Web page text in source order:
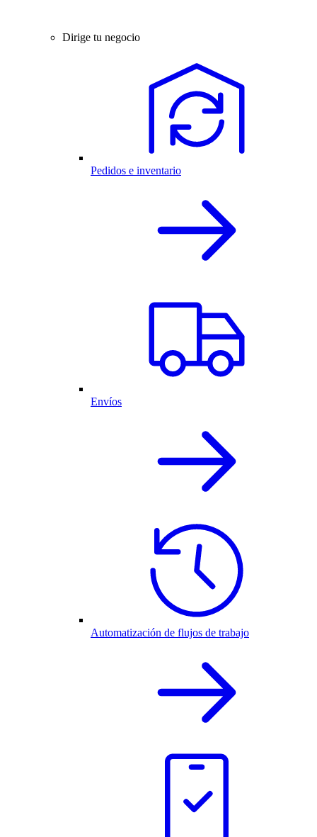
Dirige tu negocio
Pedidos e inventario
Envíos
Automatización de flujos de trabajo